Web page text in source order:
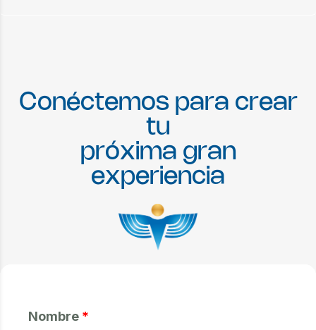
Conéctemos para crear
tu
próxima gran
experiencia
Nombre